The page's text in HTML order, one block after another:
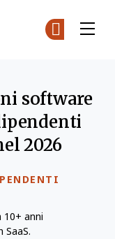
software
2026
10+ anni
SaaS.